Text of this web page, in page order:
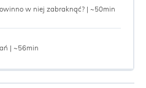
w niej zabraknąć? | ~50min
| ~56min